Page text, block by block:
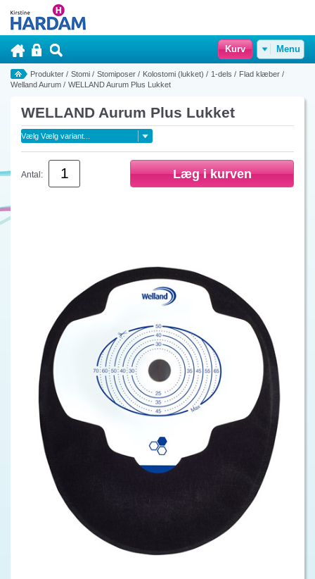
Kurv Menu
Produkter / Stomi / Stomiposer / Kolostomi (lukket) / 1-dels / Flad klæber /
Welland Aurum / WELLAND Aurum Plus Lukket
WELLAND Aurum Plus Lukket
Antal: